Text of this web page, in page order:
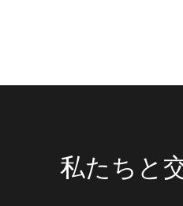
私たちと